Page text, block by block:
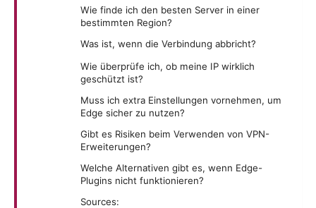
Wie finde ich den besten Server in einer
bestimmten Region?
Was ist, wenn die Verbindung abbricht?
Wie überprüfe ich, ob meine IP wirklich
geschützt ist?
Muss ich extra Einstellungen vornehmen, um
Edge sicher zu nutzen?
Gibt es Risiken beim Verwenden von VPN-
Erweiterungen?
Welche Alternativen gibt es, wenn Edge-
Plugins nicht funktionieren?
Sources: